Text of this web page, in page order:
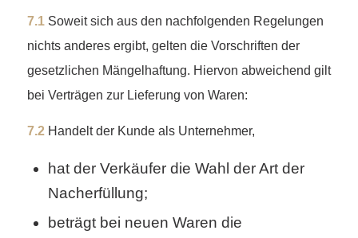
7.1Soweit sich aus den nachfolgenden Regelungen
nichts anderes ergibt, gelten die Vorschriften der
gesetzlichen Mängelhaftung. Hiervon abweichend gilt
bei Verträgen zur Lieferung von Waren:
7.2Handelt der Kunde als Unternehmer,
hat der Verkäufer die Wahl der Art der
Nacherfüllung;
beträgt bei neuen Waren die